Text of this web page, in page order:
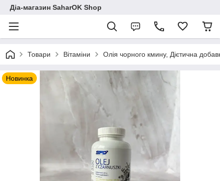
Діа-магазин SaharOK Shop
Товари Вітаміни Олія чорного кмину, Дієтична
Новинка